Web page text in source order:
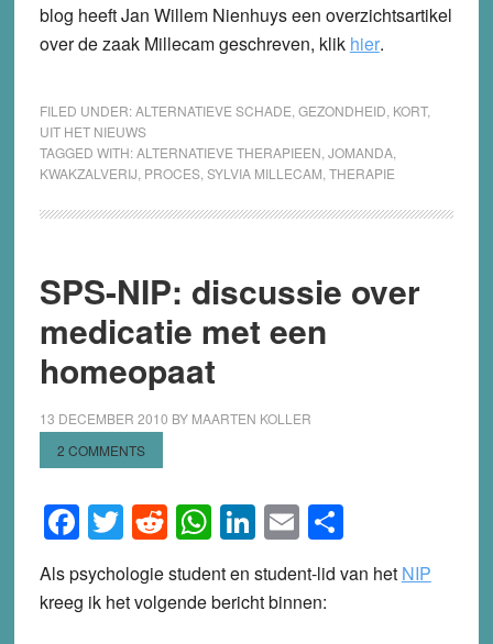
blog heeft Jan Willem Nienhuys een overzichtsartikel
over de zaak Millecam geschreven, klik hier.
FILED UNDER:ALTERNATIEVE SCHADE GEZONDHEID KORT,
UIT HET NIEUWS
TAGGED WITH:ALTERNATIEVE THERAPIEEN JOMANDA,
KWAKZALVERIJ PROCES, SYLVIA MILLECAM THERAPIE
SPS-NIP: discussie over
medicatie met een
homeopaat
13 DECEMBER 2010 BY MAARTEN KOLLER
2 COMMENTS
Facebook
Twitter
Reddit
WhatsApp
LinkedIn
EmailShare
Als psychologie student en student-lid van het NIP
kreeg ik het volgende bericht binnen: